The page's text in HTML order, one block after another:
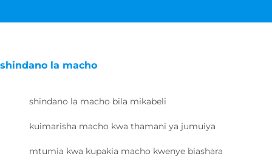
shindano la macho
shindano la macho bila mikabeli
kuimarisha macho kwa thamani ya jumuiya
mtumia kwa kupakia macho kwenye biashara